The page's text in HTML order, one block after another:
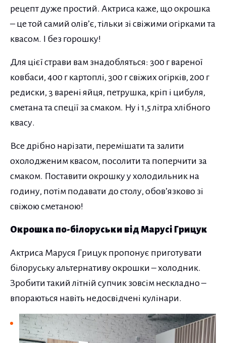
рецепт дуже простий. Актриса каже, що окрошка
– це той самий олів’є, тільки зі свіжими огірками та
квасом. І без горошку!
Для цієї страви вам знадобляться: 300 г вареної
ковбаси, 400 г картоплі, 300 г свіжих огірків, 200 г
редиски, 3 варені яйця, петрушка, кріп і цибуля,
сметана та спеції за смаком. Ну і 1,5 літра хлібного
квасу.
Все дрібно нарізати, перемішати та залити
охолодженим квасом, посолити та поперчити за
смаком. Поставити окрошку у холодильник на
годину, потім подавати до столу, обов’язково зі
свіжою сметаною!
Окрошка по-білоруськи від Марусі Грицук
Актриса Маруся Грицук пропонує приготувати
білоруську альтернативу окрошки – холодник.
Зробити такий літній супчик зовсім нескладно –
впораються навіть недосвідчені кулінари.